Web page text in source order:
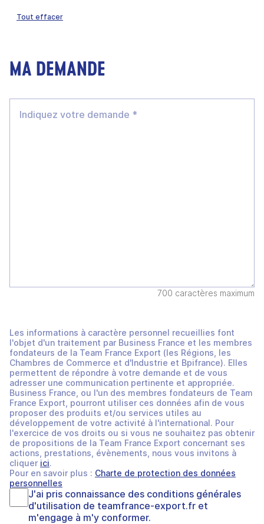
Tout effacer
MA DEMANDE
700 caractères maximum
Les informations à caractère personnel recueillies font
l'objet d'un traitement par Business France et les membres
fondateurs de la Team France Export (les Régions, les
Chambres de Commerce et d'Industrie et Bpifrance). Elles
permettent de répondre à votre demande et de vous
adresser une communication pertinente et appropriée.
Business France, ou l'un des membres fondateurs de Team
France Export, pourront utiliser ces données afin de vous
proposer des produits et/ou services utiles au
développement de votre activité à l'international. Pour
l'exercice de vos droits ou si vous ne souhaitez pas obtenir
de propositions de la Team France Export concernant ses
actions, prestations, évènements, nous vous invitons à
cliquer ici.
Pour en savoir plus : Charte de protection des données
personnelles
J'ai pris connaissance des conditions générales
d'utilisation de teamfrance-export.fr et
m'engage à m'y conformer.